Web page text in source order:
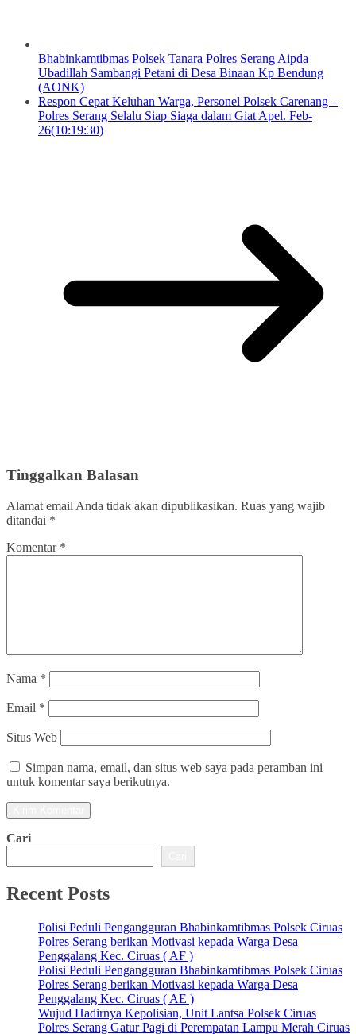
Bhabinkamtibmas Polsek Tanara Polres Serang Aipda
Ubadillah Sambangi Petani di Desa Binaan Kp Bendung
(AONK)
Respon Cepat Keluhan Warga, Personel Polsek Carenang –
Polres Serang Selalu Siap Siaga dalam Giat Apel. Feb-
26(10:19:30)
Tinggalkan Balasan
Alamat email Anda tidak akan dipublikasikan. Ruas yang wajib
ditandai *
Komentar *
Nama *
Email *
Situs Web
Simpan nama, email, dan situs web saya pada peramban ini
untuk komentar saya berikutnya.
Cari
Recent Posts
Polisi Peduli Pengangguran Bhabinkamtibmas Polsek Ciruas
Polres Serang berikan Motivasi kepada Warga Desa
Penggalang Kec. Ciruas ( AF )
Polisi Peduli Pengangguran Bhabinkamtibmas Polsek Ciruas
Polres Serang berikan Motivasi kepada Warga Desa
Penggalang Kec. Ciruas ( AE )
Wujud Hadirnya Kepolisian, Unit Lantsa Polsek Ciruas
Polres Serang Gatur Pagi di Perempatan Lampu Merah Ciruas